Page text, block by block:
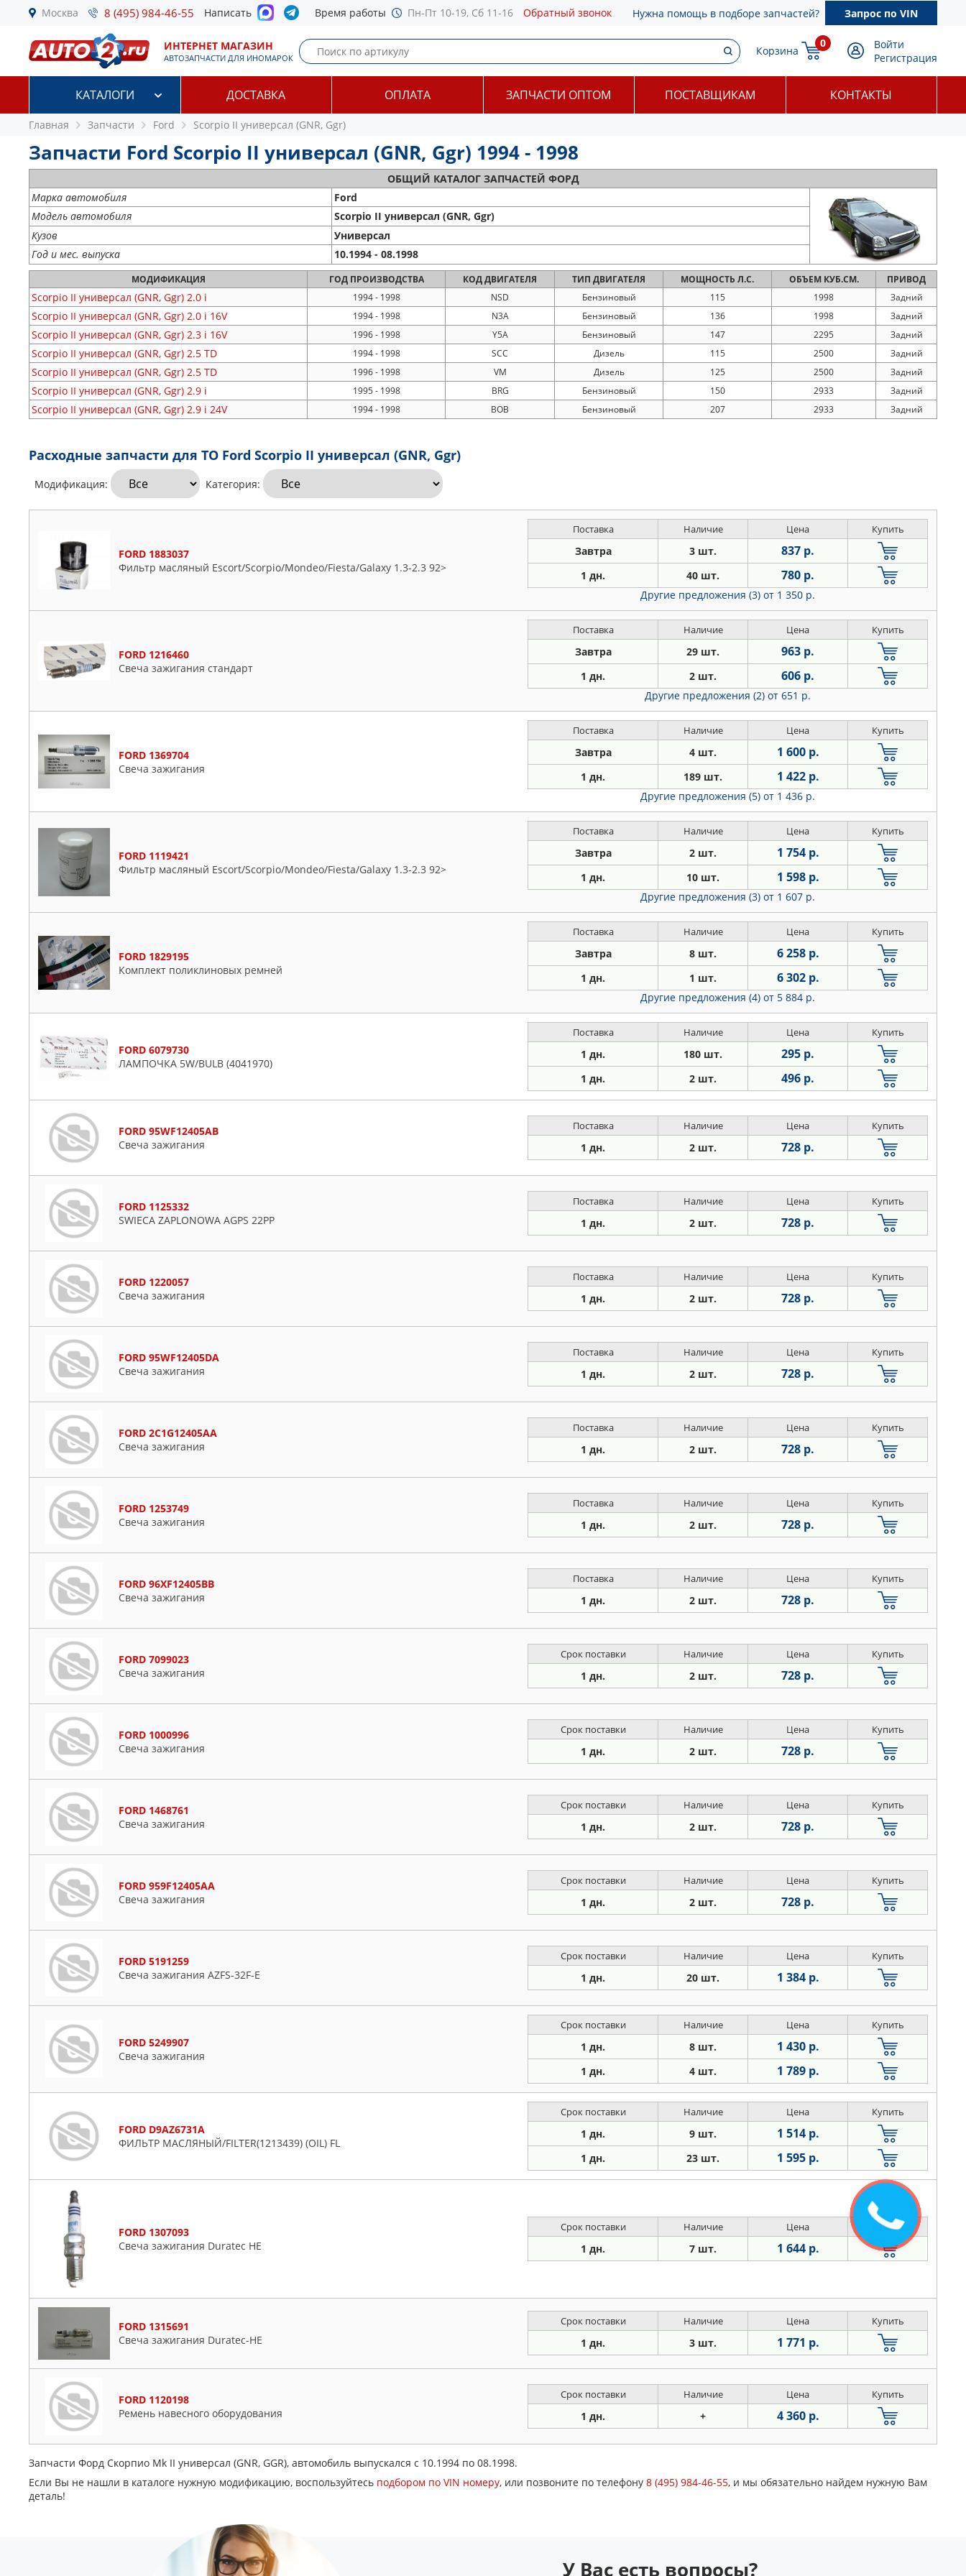
Москва 8 (495) 984-46-55 Написать Время работы Пн-Пт 10-19, Сб 11-16 Обратный звонок Нужна помощь в подборе запчастей? Запрос по VIN
ИНТЕРНЕТ МАГАЗИН
АВТОЗАПЧАСТИ ДЛЯ ИНОМАРОК
Корзина
0
Войти
Регистрация
КАТАЛОГИ ДОСТАВКА ОПЛАТА ЗАПЧАСТИ ОПТОМ ПОСТАВЩИКАМ КОНТАКТЫ
Главная Запчасти Ford Scorpio II универсал (GNR, Ggr)
Запчасти Ford Scorpio II универсал (GNR, Ggr) 1994 - 1998
ОБЩИЙ КАТАЛОГ ЗАПЧАСТЕЙ ФОРД
Марка автомобиля
Ford
Модель автомобиля
Scorpio II универсал (GNR, Ggr)
Кузов
Универсал
Год и мес. выпуска
10.1994 - 08.1998
МОДИФИКАЦИЯ ГОДПРОИЗВОДСТВА КОДДВИГАТЕЛЯ ТИП ДВИГАТЕЛЯ МОЩНОСТЬ Л.С. ОБЪЕМ КУБ.СМ. ПРИВОД
Scorpio II универсал (GNR, Ggr) 2.0 i 1994 - 1998 NSD Бензиновый 115 1998 Задний
Scorpio II универсал (GNR, Ggr) 2.0 i 16V 1994 - 1998 N3A Бензиновый 136 1998 Задний
Scorpio II универсал (GNR, Ggr) 2.3 i 16V 1996 - 1998 Y5A Бензиновый 147 2295 Задний
Scorpio II универсал (GNR, Ggr) 2.5 TD 1994 - 1998 SCC Дизель 115 2500 Задний
Scorpio II универсал (GNR, Ggr) 2.5 TD 1996 - 1998 VM Дизель 125 2500 Задний
Scorpio II универсал (GNR, Ggr) 2.9 i 1995 - 1998 BRG Бензиновый 150 2933 Задний
Scorpio II универсал (GNR, Ggr) 2.9 i 24V 1994 - 1998 BOB Бензиновый 207 2933 Задний
Расходные запчасти для ТО Ford Scorpio II универсал (GNR, Ggr)
Модификация: Категория:
FORD 1883037
Фильтр масляный Escort/Scorpio/Mondeo/Fiesta/Galaxy 1.3-2.3 92>
Поставка Наличие Цена Купить
Завтра 3 шт. 837 р.
1 дн. 40 шт. 780 р.
Другие предложения (3) от 1 350 р.
FORD 1216460
Свеча зажигания стандарт
Поставка Наличие Цена Купить
Завтра 29 шт. 963 р.
1 дн. 2 шт. 606 р.
Другие предложения (2) от 651 р.
FORD 1369704
Свеча зажигания
Поставка Наличие Цена Купить
Завтра 4 шт. 1 600 р.
1 дн. 189 шт. 1 422 р.
Другие предложения (5) от 1 436 р.
FORD 1119421
Фильтр масляный Escort/Scorpio/Mondeo/Fiesta/Galaxy 1.3-2.3 92>
Поставка Наличие Цена Купить
Завтра 2 шт. 1 754 р.
1 дн. 10 шт. 1 598 р.
Другие предложения (3) от 1 607 р.
FORD 1829195
Комплект поликлиновых ремней
Поставка Наличие Цена Купить
Завтра 8 шт. 6 258 р.
1 дн. 1 шт. 6 302 р.
Другие предложения (4) от 5 884 р.
FORD 6079730
ЛАМПОЧКА 5W/BULB (4041970)
Поставка Наличие Цена Купить
1 дн. 180 шт. 295 р.
1 дн. 2 шт. 496 р.
FORD 95WF12405AB
Свеча зажигания
Поставка Наличие Цена Купить
1 дн. 2 шт. 728 р.
FORD 1125332
SWIECA ZAPLONOWA AGPS 22PP
Поставка Наличие Цена Купить
1 дн. 2 шт. 728 р.
FORD 1220057
Свеча зажигания
Поставка Наличие Цена Купить
1 дн. 2 шт. 728 р.
FORD 95WF12405DA
Свеча зажигания
Поставка Наличие Цена Купить
1 дн. 2 шт. 728 р.
FORD 2C1G12405AA
Свеча зажигания
Поставка Наличие Цена Купить
1 дн. 2 шт. 728 р.
FORD 1253749
Свеча зажигания
Поставка Наличие Цена Купить
1 дн. 2 шт. 728 р.
FORD 96XF12405BB
Свеча зажигания
Поставка Наличие Цена Купить
1 дн. 2 шт. 728 р.
FORD 7099023
Свеча зажигания
Срок поставки Наличие Цена Купить
1 дн. 2 шт. 728 р.
FORD 1000996
Свеча зажигания
Срок поставки Наличие Цена Купить
1 дн. 2 шт. 728 р.
FORD 1468761
Свеча зажигания
Срок поставки Наличие Цена Купить
1 дн. 2 шт. 728 р.
FORD 959F12405AA
Свеча зажигания
Срок поставки Наличие Цена Купить
1 дн. 2 шт. 728 р.
FORD 5191259
Свеча зажигания AZFS-32F-E
Срок поставки Наличие Цена Купить
1 дн. 20 шт. 1 384 р.
FORD 5249907
Свеча зажигания
Срок поставки Наличие Цена Купить
1 дн. 8 шт. 1 430 р.
1 дн. 4 шт. 1 789 р.
FORD D9AZ6731A
ФИЛЬТР МАСЛЯНЫЙ/FILTER(1213439) (OIL) FL
Срок поставки Наличие Цена Купить
1 дн. 9 шт. 1 514 р.
1 дн. 23 шт. 1 595 р.
FORD 1307093
Свеча зажигания Duratec HE
Срок поставки Наличие Цена Купить
1 дн. 7 шт. 1 644 р.
FORD 1315691
Свеча зажигания Duratec-HE
Срок поставки Наличие Цена Купить
1 дн. 3 шт. 1 771 р.
FORD 1120198
Ремень навесного оборудования
Срок поставки Наличие Цена Купить
1 дн. + 4 360 р.
Запчасти Форд Скорпио Mk II универсал (GNR, GGR), автомобиль выпускался с 10.1994 по 08.1998.
Если Вы не нашли в каталоге нужную модификацию, воспользуйтесь подбором по VIN номеру, или позвоните по телефону 8 (495) 984-46-55, и мы обязательно найдем нужную Вам
деталь!
У Вас есть вопросы?
Закажите
звонок